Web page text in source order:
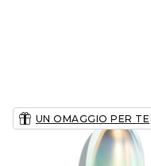
UN OMAGGIO PER TE